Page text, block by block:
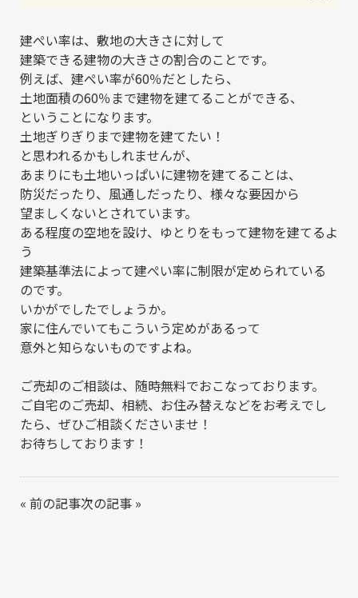
建ぺい率は、敷地の大きさに対して
建築できる建物の大きさの割合のことです。
例えば、建ぺい率が60％だとしたら、
土地面積の60％まで建物を建てることができる、
ということになります。
土地ぎりぎりまで建物を建てたい！
と思われるかもしれませんが、
あまりにも土地いっぱいに建物を建てることは、
防災だったり、風通しだったり、様々な要因から
望ましくないとされています。
ある程度の空地を設け、ゆとりをもって建物を建てるよ
う
建築基準法によって建ぺい率に制限が定められている
のです。
いかがでしたでしょうか。
家に住んでいてもこういう定めがあるって
意外と知らないものですよね。
ご売却のご相談は、随時無料でおこなっております。
ご自宅のご売却、相続、お住み替えなどをお考えでし
たら、ぜひご相談くださいませ！
お待ちしております！
« 前の記事次の記事 »